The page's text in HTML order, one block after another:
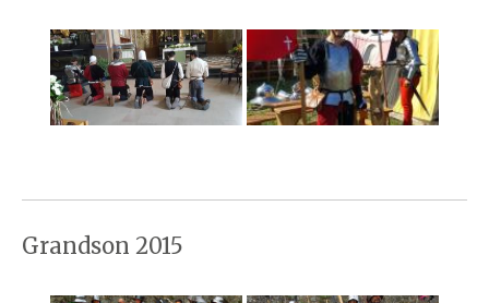
Grandson 2015